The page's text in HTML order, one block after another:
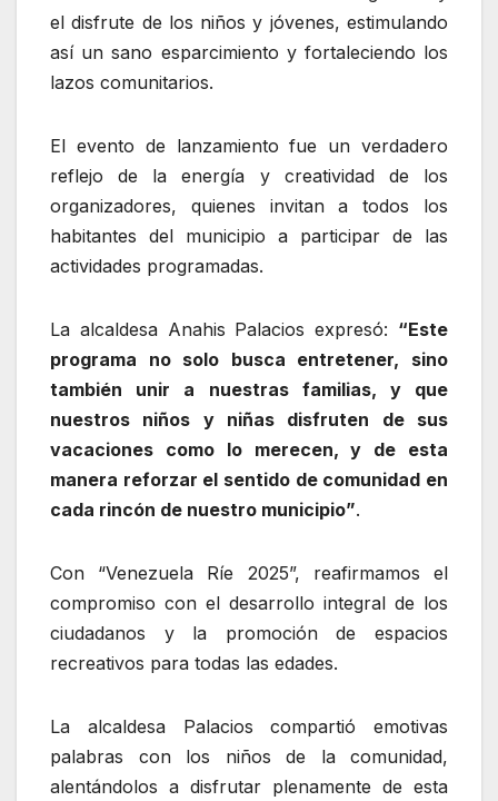
el disfrute de los niños y jóvenes, estimulando
así un sano esparcimiento y fortaleciendo los
lazos comunitarios.
El evento de lanzamiento fue un verdadero
reflejo de la energía y creatividad de los
organizadores, quienes invitan a todos los
habitantes del municipio a participar de las
actividades programadas.
La alcaldesa Anahis Palacios expresó: “Este
programa no solo busca entretener, sino
también unir a nuestras familias, y que
nuestros niños y niñas disfruten de sus
vacaciones como lo merecen, y de esta
manera reforzar el sentido de comunidad en
cada rincón de nuestro municipio”.
Con “Venezuela Ríe 2025”, reafirmamos el
compromiso con el desarrollo integral de los
ciudadanos y la promoción de espacios
recreativos para todas las edades.
La alcaldesa Palacios compartió emotivas
palabras con los niños de la comunidad,
alentándolos a disfrutar plenamente de esta